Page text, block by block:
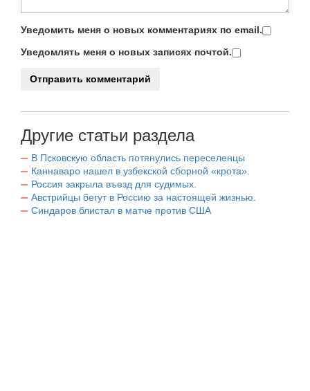
Уведомить меня о новых комментариях по email.
Уведомлять меня о новых записях почтой.
Другие статьи раздела
В Псковскую область потянулись переселенцы
Каннаваро нашел в узбекской сборной «крота».
Россия закрыла въезд для судимых.
Австрийцы бегут в Россию за настоящей жизнью.
Синдаров блистал в матче против США